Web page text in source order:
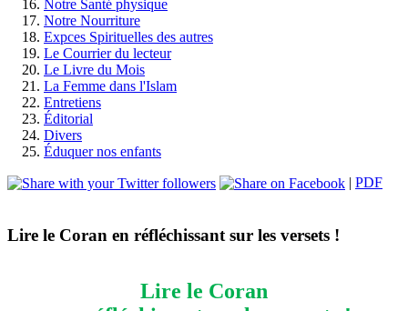
Notre Santé physique
Notre Nourriture
Expces Spirituelles des autres
Le Courrier du lecteur
Le Livre du Mois
La Femme dans l'Islam
Entretiens
Éditorial
Divers
Éduquer nos enfants
| PDF
Lire le Coran en réfléchissant sur les versets !
Lire le Coran